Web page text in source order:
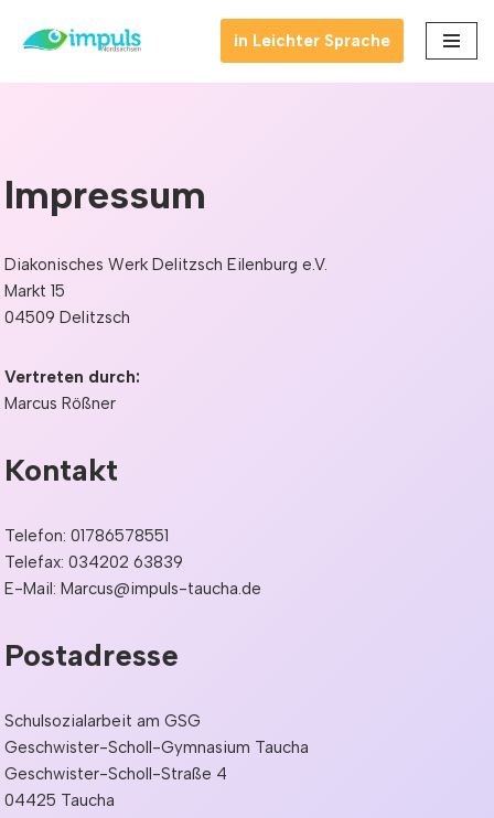
Inhalt
in Leichter Sprache
Impressum
Diakonisches Werk Delitzsch Eilenburg e.V.
Markt 15
04509 Delitzsch
Vertreten durch:
Marcus Rößner
Kontakt
Telefon: 01786578551
Telefax: 034202 63839
E-Mail:Marcus@impuls-taucha.de
Postadresse
Schulsozialarbeit am GSG
Geschwister-Scholl-Gymnasium Taucha
Geschwister-Scholl-Straße 4
04425 Taucha